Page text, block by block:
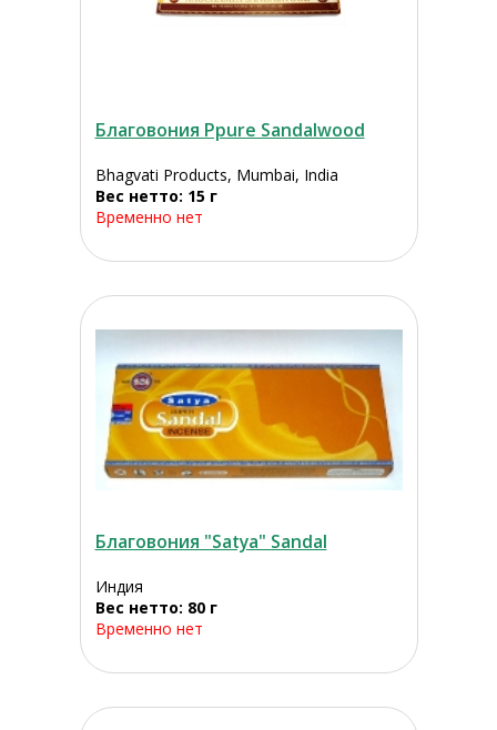
Благовония Ppure Sandalwood
Bhagvati Products, Mumbai, India
Вес нетто: 15 г
Временно нет
Благовония "Satya" Sandal
Индия
Вес нетто: 80 г
Временно нет